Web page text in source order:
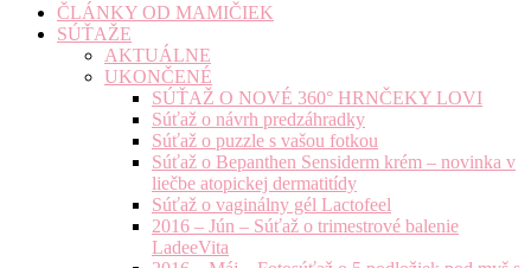
ČLÁNKY OD MAMIČIEK
SÚŤAŽE
AKTUÁLNE
UKONČENÉ
SÚŤAŽ O NOVÉ 360° HRNČEKY LOVI
Súťaž o návrh predzáhradky
Súťaž o puzzle s vašou fotkou
Súťaž o Bepanthen Sensiderm krém – novinka v
liečbe atopickej dermatitídy
Súťaž o vaginálny gél Lactofeel
2016 – Jún – Súťaž o trimestrové balenie
LadeeVita